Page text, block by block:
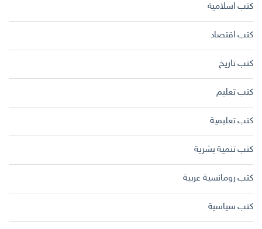
كتب اسلامية
كتب اقتصاد
كتب تاريخ
كتب تعليم
كتب تعليمية
كتب تنمية بشرية
كتب رومانسية عربية
كتب سياسية